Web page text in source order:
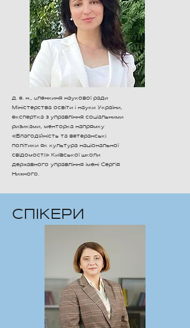
д. е. н., членкиня наукової ради
Міністерства освіти і науки України,
експертка з управління соціальними
ризиками, менторка напрямку
«Благодійність та ветеранські
політики як культура національної
свідомості» Київської школи
державного управління імені Сергія
Нижного.
СПІКЕРИ